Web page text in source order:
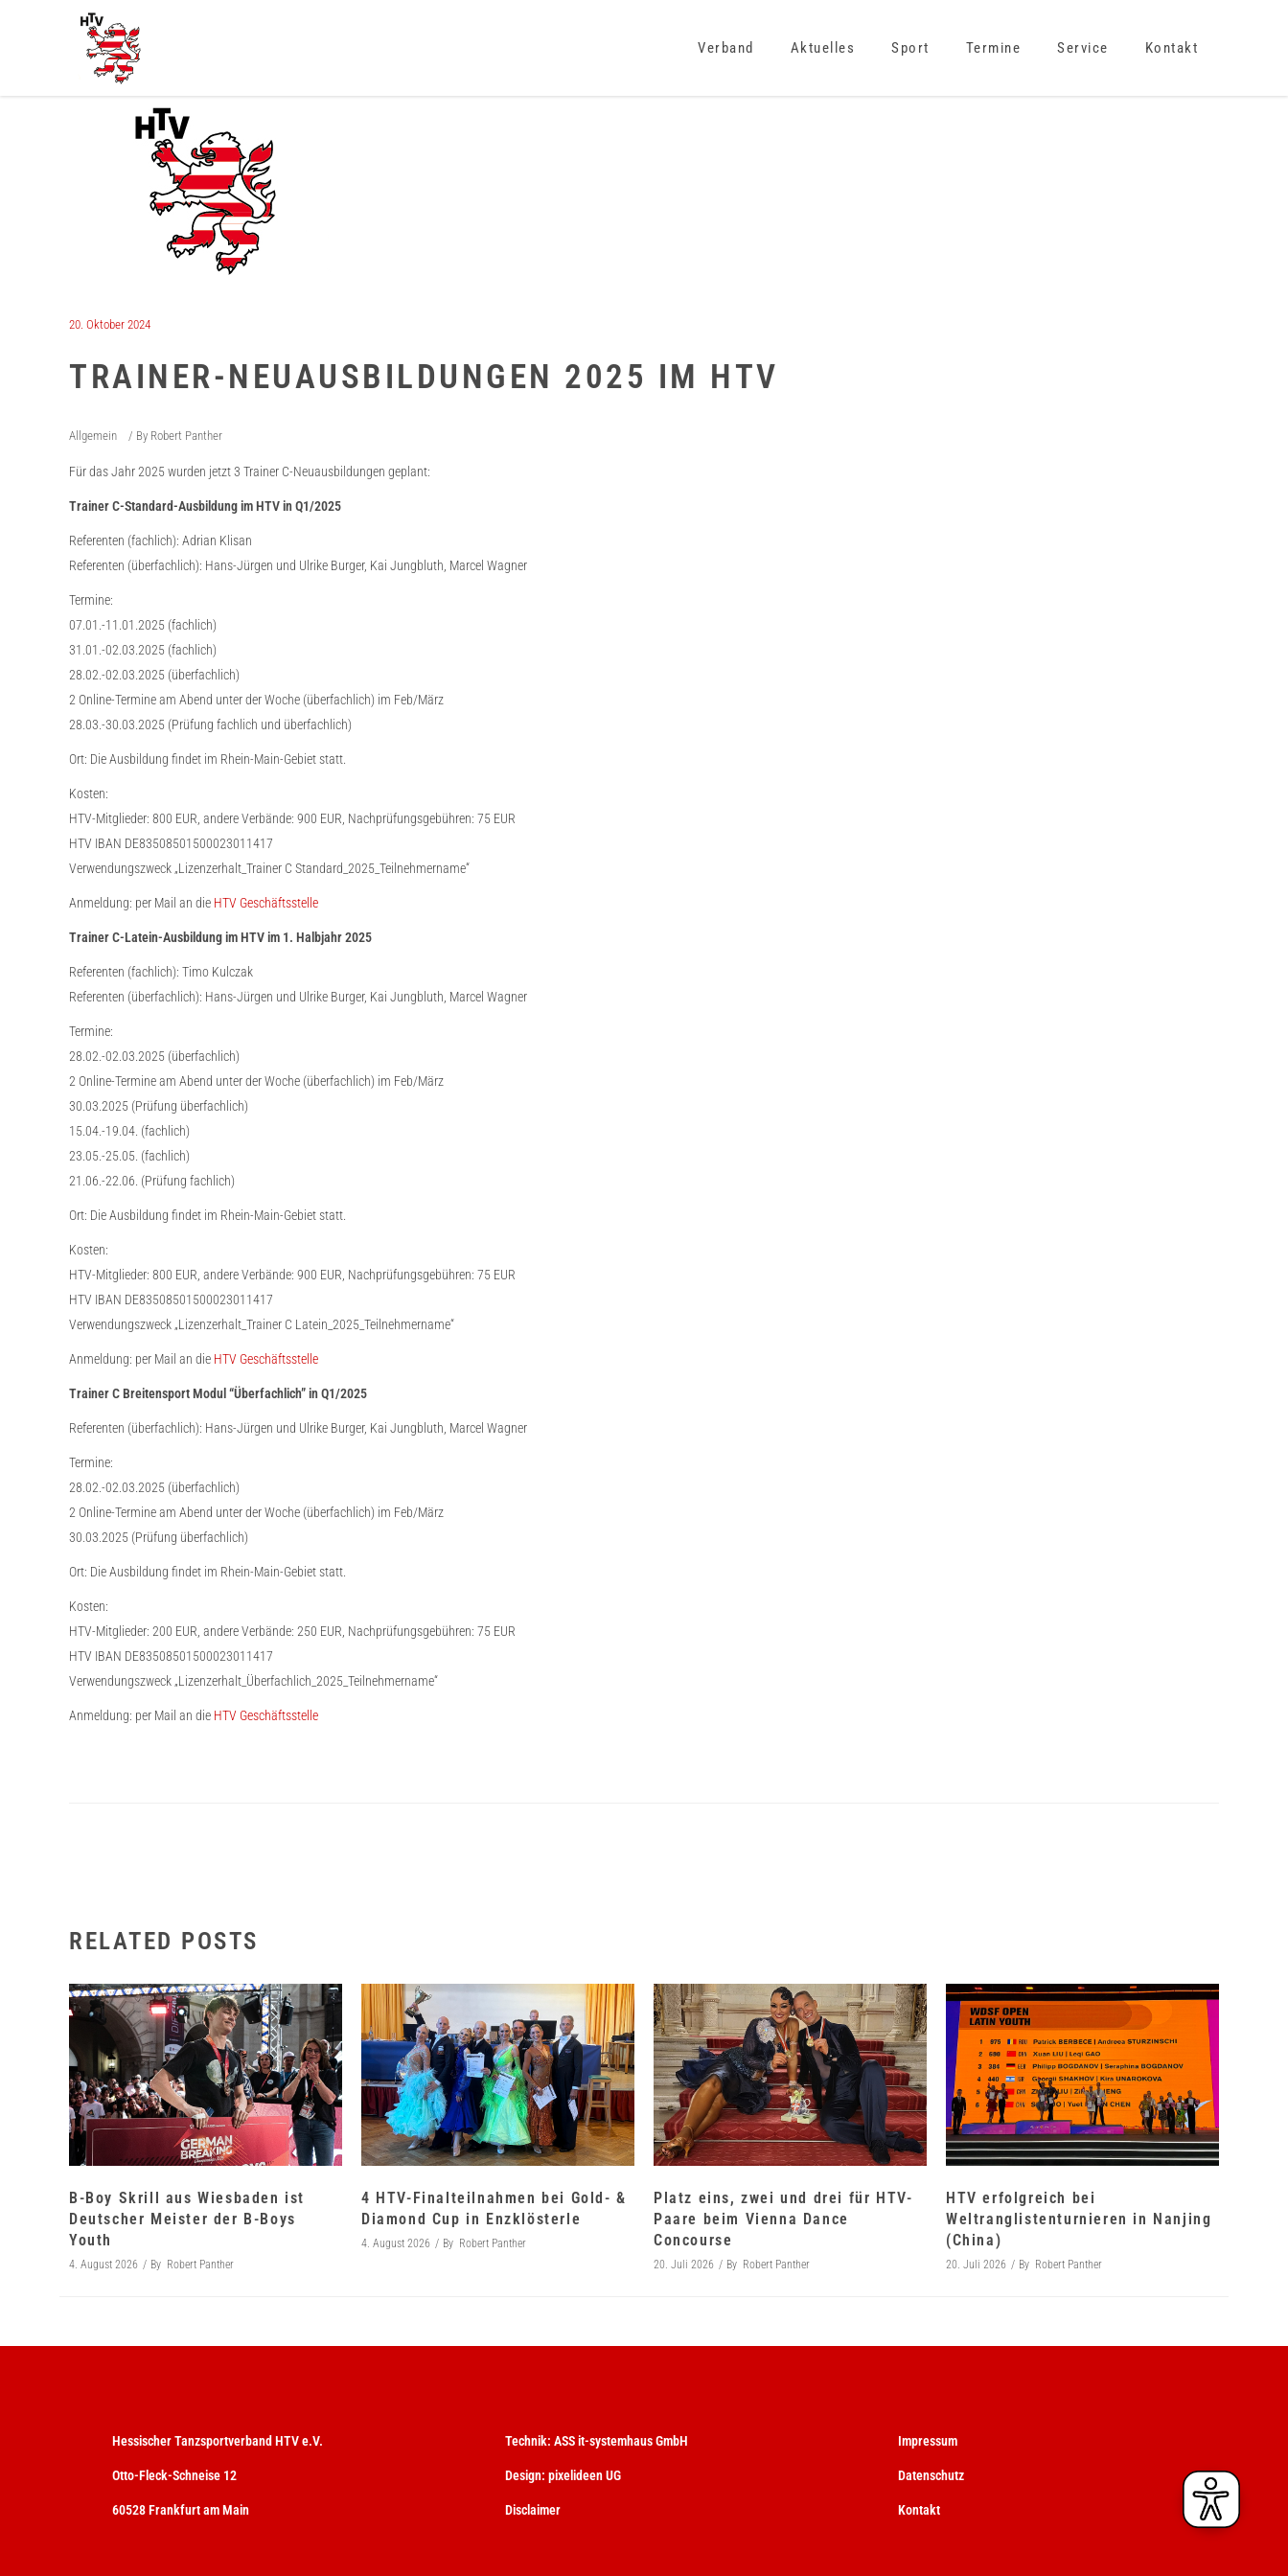
Verband Aktuelles Sport Termine Service Kontakt
20. Oktober 2024
TRAINER-NEUAUSBILDUNGEN 2025 IM HTV
Allgemein By Robert Panther
Für das Jahr 2025 wurden jetzt 3 Trainer C-Neuausbildungen geplant:
Trainer C-Standard-Ausbildung im HTV in Q1/2025
Referenten (fachlich): Adrian Klisan
Referenten (überfachlich): Hans-Jürgen und Ulrike Burger, Kai Jungbluth, Marcel Wagner
Termine:
07.01.-11.01.2025 (fachlich)
31.01.-02.03.2025 (fachlich)
28.02.-02.03.2025 (überfachlich)
2 Online-Termine am Abend unter der Woche (überfachlich) im Feb/März
28.03.-30.03.2025 (Prüfung fachlich und überfachlich)
Ort: Die Ausbildung findet im Rhein-Main-Gebiet statt.
Kosten:
HTV-Mitglieder: 800 EUR, andere Verbände: 900 EUR, Nachprüfungsgebühren: 75 EUR
HTV IBAN DE83508501500023011417
Verwendungszweck „Lizenzerhalt_Trainer C Standard_2025_Teilnehmername“
Anmeldung: per Mail an die HTV Geschäftsstelle
Trainer C-Latein-Ausbildung im HTV im 1. Halbjahr 2025
Referenten (fachlich): Timo Kulczak
Referenten (überfachlich): Hans-Jürgen und Ulrike Burger, Kai Jungbluth, Marcel Wagner
Termine:
28.02.-02.03.2025 (überfachlich)
2 Online-Termine am Abend unter der Woche (überfachlich) im Feb/März
30.03.2025 (Prüfung überfachlich)
15.04.-19.04. (fachlich)
23.05.-25.05. (fachlich)
21.06.-22.06. (Prüfung fachlich)
Ort: Die Ausbildung findet im Rhein-Main-Gebiet statt.
Kosten:
HTV-Mitglieder: 800 EUR, andere Verbände: 900 EUR, Nachprüfungsgebühren: 75 EUR
HTV IBAN DE83508501500023011417
Verwendungszweck „Lizenzerhalt_Trainer C Latein_2025_Teilnehmername“
Anmeldung: per Mail an die HTV Geschäftsstelle
Trainer C Breitensport Modul “Überfachlich” in Q1/2025
Referenten (überfachlich): Hans-Jürgen und Ulrike Burger, Kai Jungbluth, Marcel Wagner
Termine:
28.02.-02.03.2025 (überfachlich)
2 Online-Termine am Abend unter der Woche (überfachlich) im Feb/März
30.03.2025 (Prüfung überfachlich)
Ort: Die Ausbildung findet im Rhein-Main-Gebiet statt.
Kosten:
HTV-Mitglieder: 200 EUR, andere Verbände: 250 EUR, Nachprüfungsgebühren: 75 EUR
HTV IBAN DE83508501500023011417
Verwendungszweck „Lizenzerhalt_Überfachlich_2025_Teilnehmername“
Anmeldung: per Mail an die HTV Geschäftsstelle
RELATED POSTS
B-Boy Skrill aus Wiesbaden ist
Deutscher Meister der B-Boys
Youth
4. August 2026 By Robert Panther
4 HTV-Finalteilnahmen bei Gold- &
Diamond Cup in Enzklösterle
4. August 2026 By Robert Panther
Platz eins, zwei und drei für HTV-
Paare beim Vienna Dance
Concourse
20. Juli 2026 By Robert Panther
HTV erfolgreich bei
Weltranglistenturnieren in Nanjing
(China)
20. Juli 2026 By Robert Panther
Hessischer Tanzsportverband HTV e.V.
Otto-Fleck-Schneise 12
60528 Frankfurt am Main
Technik: ASS it-systemhaus GmbH
Design: pixelideen UG
Disclaimer
Impressum
Datenschutz
Kontakt